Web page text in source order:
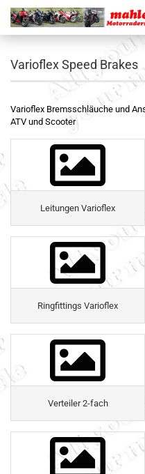
Varioflex Speed Brakes
Varioflex Bremsschläuche und
ATV und Scooter
Leitungen Varioflex
Ringfittings Varioflex
Verteiler 2-fach